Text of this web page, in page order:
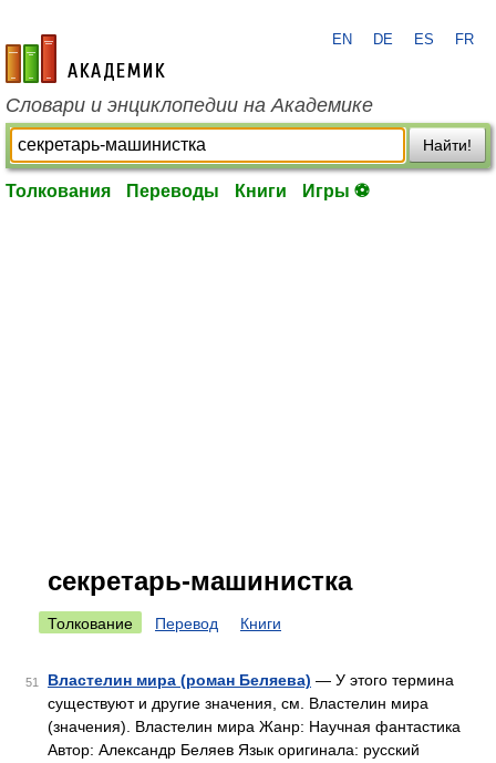
academic.ru
EN DE ES FR
Словари и энциклопедии на Академике
Найти!
Толкования Переводы Книги Игры ⚽
секретарь-машинистка
Толкование Перевод Книги
51 Властелин мира (роман Беляева) — У этого термина
существуют и другие значения, см. Властелин мира
(значения). Властелин мира Жанр: Научная фантастика
Автор: Александр Беляев Язык оригинала: русский